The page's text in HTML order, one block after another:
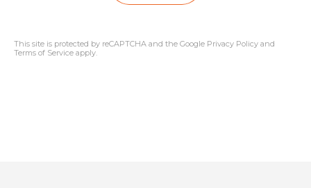
This site is protected by reCAPTCHA and the Google Privacy Policy and
Terms of Service apply.